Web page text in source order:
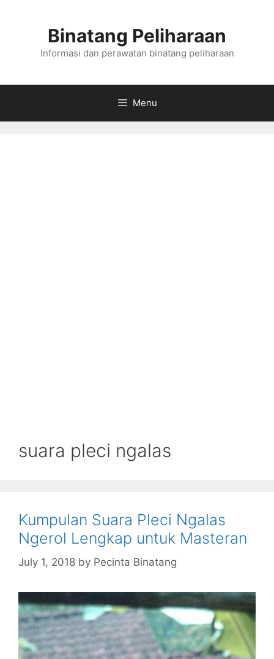
Binatang Peliharaan
Informasi dan perawatan binatang peliharaan
Menu
suara pleci ngalas
Kumpulan Suara Pleci Ngalas
Ngerol Lengkap untuk Masteran
July 1, 2018 by Pecinta Binatang